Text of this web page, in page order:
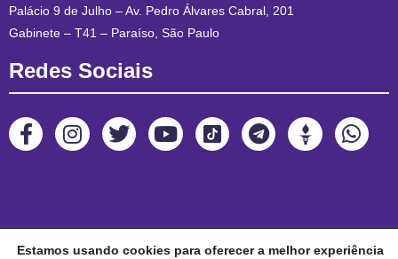
Palácio 9 de Julho – Av. Pedro Álvares Cabral, 201
Gabinete – T41 – Paraíso, São Paulo
Redes Sociais
Estamos usando cookies para oferecer a melhor experiência